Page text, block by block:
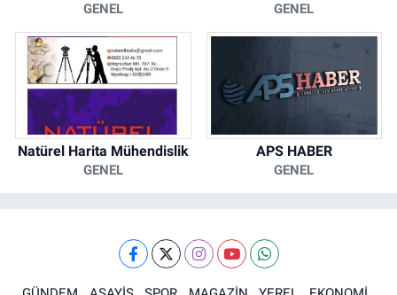
GENEL GENEL
Natürel Harita Mühendislik
GENEL
APS HABER
GENEL